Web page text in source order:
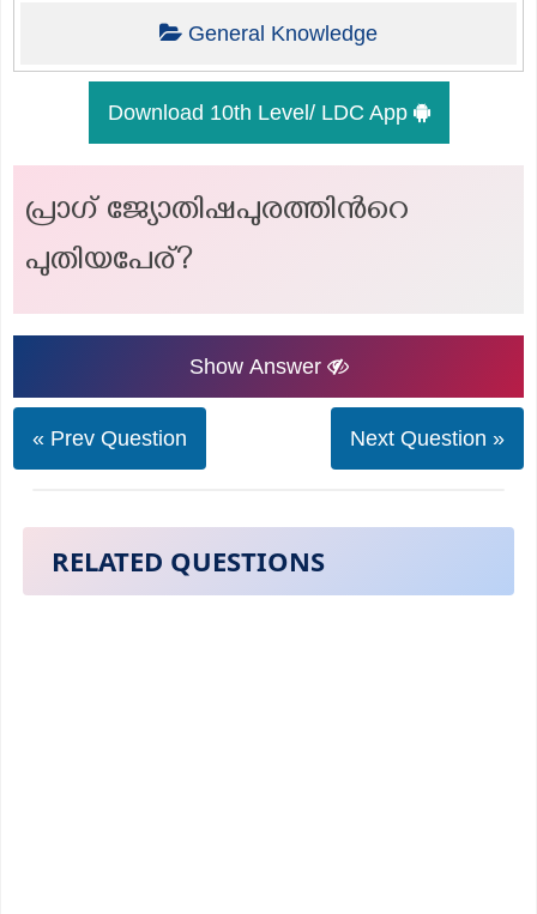
General Knowledge
Download 10th Level/ LDC App
പ്രാഗ് ജ്യോതിഷപുരത്തിന്‍റെ
പുതിയപേര്?
Show Answer
« Prev Question Next Question »
RELATED QUESTIONS